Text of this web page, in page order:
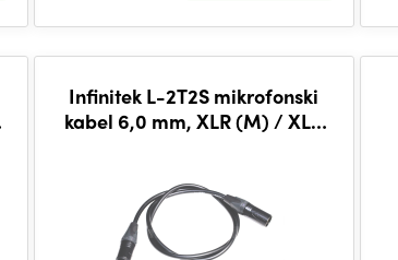
Infinitek L-2T2S mikrofonski
kabel 6,0 mm, XLR (M) / XLR